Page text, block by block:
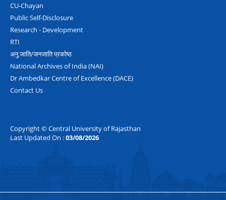
CU-Chayan
Public Self-Disclosure
Research - Development
RTI
अनु.जाति/जनजाति प्रकोष्‍ठ
National Archives of India (NAI)
Dr Ambedkar Centre of Excellence (DACE)
Contact Us
Copyright © Central University of Rajasthan
Last Updated On :03/08/2026